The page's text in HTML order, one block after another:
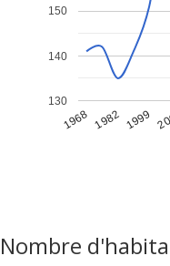
1968 1982 1999
130
140
150
Nombre